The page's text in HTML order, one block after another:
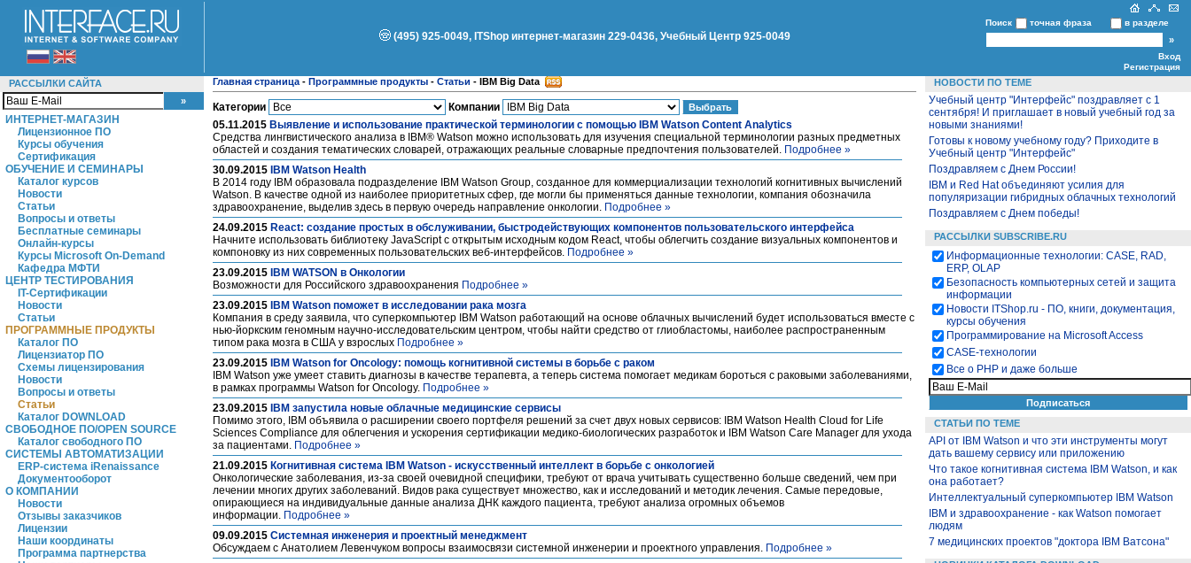
(495) 925-0049, ITShop интернет-магазин 229-0436, Учебный Центр 925-0049
Поиск точная фраза в разделе
Вход
Регистрация
РАССЫЛКИ САЙТА
ИНТЕРНЕТ-МАГАЗИН
Лицензионное ПО
Курсы обучения
Сертификация
ОБУЧЕНИЕ И СЕМИНАРЫ
Каталог курсов
Новости
Статьи
Вопросы и ответы
Бесплатные семинары
Онлайн-курсы
Курсы Microsoft On-Demand
Кафедра МФТИ
ЦЕНТР ТЕСТИРОВАНИЯ
IT-Сертификации
Новости
Статьи
ПРОГРАММНЫЕ ПРОДУКТЫ
Каталог ПО
Лицензиатор ПО
Схемы лицензирования
Новости
Вопросы и ответы
Статьи
Каталог DOWNLOAD
СВОБОДНОЕ ПО/OPEN SOURCE
Каталог свободного ПО
СИСТЕМЫ АВТОМАТИЗАЦИИ
ERP-система iRenaissance
Документооборот
О КОМПАНИИ
Новости
Отзывы заказчиков
Лицензии
Наши координаты
Программа партнерства
Главная страница - Программные продукты - Статьи - IBM Big Data
Категории
Компании
05.11.2015 Выявление и использование практической терминологии с помощью IBM Watson Content Analytics
Средства лингвистического анализа в IBM® Watson можно использовать для изучения специальной терминологии разных предметных
областей и создания тематических словарей, отражающих реальные словарные предпочтения пользователей. Подробнее »
30.09.2015 IBM Watson Health
В 2014 году IBM образовала подразделение IBM Watson Group, созданное для коммерциализации технологий когнитивных вычислений
Watson. В качестве одной из наиболее приоритетных сфер, где могли бы применяться данные технологии, компания обозначила
здравоохранение, выделив здесь в первую очередь направление онкологии. Подробнее »
24.09.2015 React: создание простых в обслуживании, быстродействующих компонентов пользовательского интерфейса
Начните использовать библиотеку JavaScript с открытым исходным кодом React, чтобы облегчить создание визуальных компонентов и
компоновку из них современных пользовательских веб-интерфейсов. Подробнее »
23.09.2015 IBM WATSON в Онкологии
Возможности для Российского здравоохранения Подробнее »
23.09.2015 IBM Watson поможет в исследовании рака мозга
Компания в среду заявила, что суперкомпьютер IBM Watson работающий на основе облачных вычислений будет использоваться вместе с
нью-йоркским геномным научно-исследовательским центром, чтобы найти средство от глиобластомы, наиболее распространенным
типом рака мозга в США у взрослых Подробнее »
23.09.2015 IBM Watson for Oncology: помощь когнитивной системы в борьбе с раком
IBM Watson уже умеет ставить диагнозы в качестве терапевта, а теперь система помогает медикам бороться с раковыми заболеваниями,
в рамках программы Watson for Oncology. Подробнее »
23.09.2015 IBM запустила новые облачные медицинские сервисы
Помимо этого, IBM объявила о расширении своего портфеля решений за счет двух новых сервисов: IBM Watson Health Cloud for Life
Sciences Compliance для облегчения и ускорения сертификации медико-биологических разработок и IBM Watson Care Manager для ухода
за пациентами. Подробнее »
21.09.2015 Когнитивная система IBM Watson - искусственный интеллект в борьбе с онкологией
Онкологические заболевания, из-за своей очевидной специфики, требуют от врача учитывать существенно больше сведений, чем при
лечении многих других заболеваний. Видов рака существует множество, как и исследований и методик лечения. Самые передовые,
опирающиеся на индивидуальные данные анализа ДНК каждого пациента, требуют анализа огромных объемов
информации. Подробнее »
09.09.2015 Системная инженерия и проектный менеджмент
Обсуждаем с Анатолием Левенчуком вопросы взаимосвязи системной инженерии и проектного управления. Подробнее »
НОВОСТИ ПО ТЕМЕ
Учебный центр "Интерфейс" поздравляет с 1
сентября! И приглашает в новый учебный год за
новыми знаниями!
Готовы к новому учебному году? Приходите в
Учебный центр "Интерфейс"
Поздравляем с Днем России!
IBM и Red Hat объединяют усилия для
популяризации гибридных облачных технологий
Поздравляем с Днем победы!
РАССЫЛКИ SUBSCRIBE.RU
Информационные технологии: CASE, RAD,
ERP, OLAP
Безопасность компьютерных сетей и защита
информации
Новости ITShop.ru - ПО, книги, документация,
курсы обучения
Программирование на Microsoft Access
CASE-технологии
Все о PHP и даже больше
СТАТЬИ ПО ТЕМЕ
API от IBM Watson и что эти инструменты могут
дать вашему сервису или приложению
Что такое когнитивная система IBM Watson, и как
она работает?
Интеллектуальный суперкомпьютер IBM Watson
IBM и здравоохранение - как Watson помогает
людям
7 медицинских проектов "доктора IBM Ватсона"